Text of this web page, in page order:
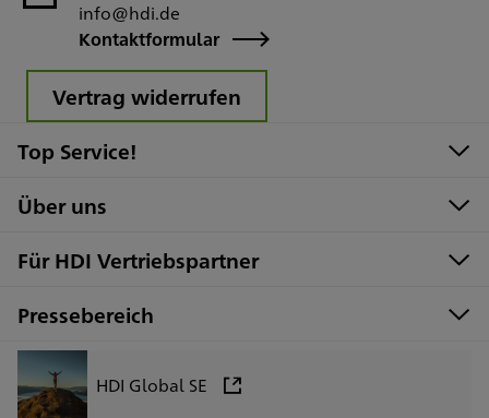
info@hdi.de
Kontaktformular
Vertrag widerrufen
Top Service!
Über uns
Für HDI Vertriebspartner
Pressebereich
HDI Global SE